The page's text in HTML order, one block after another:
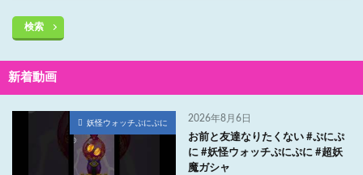
検索
新着動画
妖怪ウォッチぷにぷに 2026年8月6日
お前と友達なりたくない #ぷにぷ
に #妖怪ウォッチぷにぷに #超妖
魔ガシャ